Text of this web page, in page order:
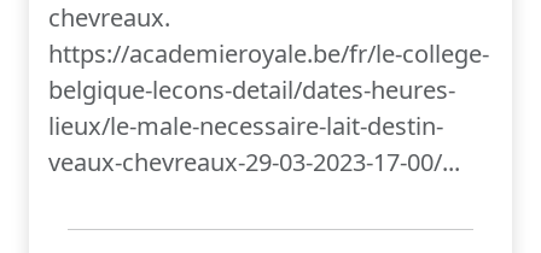
chevreaux.
https://academieroyale.be/fr/le-college-
belgique-lecons-detail/dates-heures-
lieux/le-male-necessaire-lait-destin-
veaux-chevreaux-29-03-2023-17-00/...